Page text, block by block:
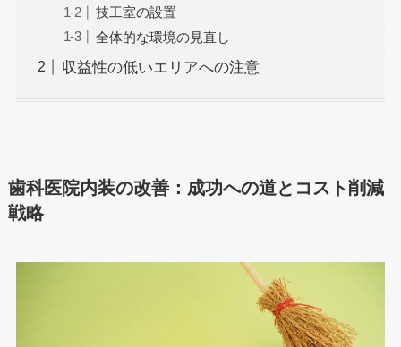
技工室の設置
全体的な環境の見直し
収益性の低いエリアへの注意
歯科医院内装の改善：成功への道とコスト削減
戦略